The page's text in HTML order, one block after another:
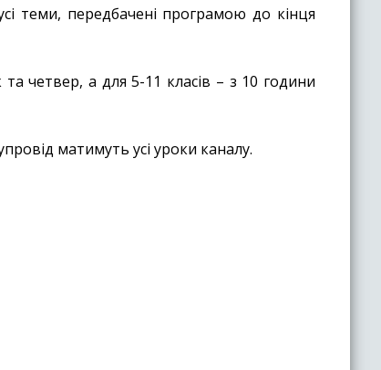
теми, передбачені програмою до кінця
четвер, а для 5-11 класів – з 10 години
матимуть усі уроки каналу.